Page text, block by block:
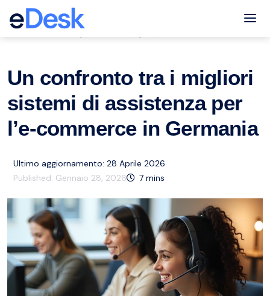
eCommerce Support Central
Un confronto tra i migliori
sistemi di assistenza per
l’e-commerce in Germania
Ultimo aggiornamento: 28 Aprile 2026
Published: Gennaio 28, 2026 7 mins